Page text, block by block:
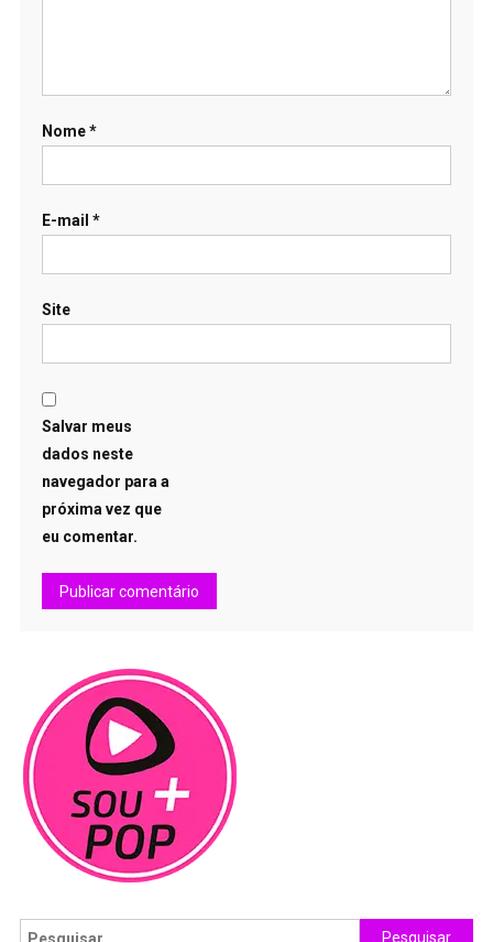
Nome*
E-mail *
Site
Salvar meus
dados neste
navegador para a
próxima vez que
eu comentar.